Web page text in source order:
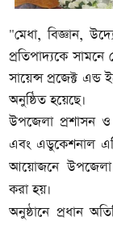
"মেধা, বিজ্ঞান,
প্রতিপাদ্যকে
সায়েন্স প্রজেক্ট
অনুষ্ঠিত হয়েছে।
উপজেলা প্রশাসন
এবং এডুকেশনাল
আয়োজনে উপজেলা
করা হয়।
অনুষ্ঠানে প্রধান